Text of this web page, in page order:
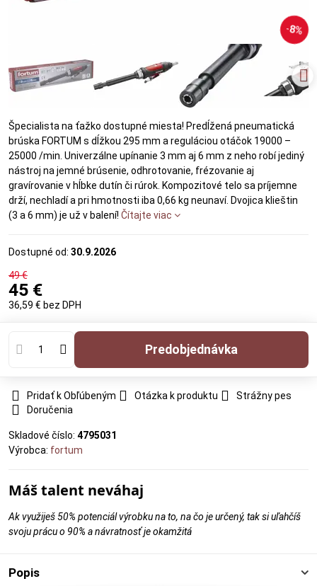
8%
Špecialista na ťažko dostupné miesta! Predĺžená pneumatická
brúska FORTUM s dĺžkou 295 mm a reguláciou otáčok 19000 –
25000 /min. Univerzálne upínanie 3 mm aj 6 mm z neho robí jediný
nástroj na jemné brúsenie, odhrotovanie, frézovanie aj
gravírovanie v hĺbke dutín či rúrok. Kompozitové telo sa príjemne
drží, nechladí a pri hmotnosti iba 0,66 kg neunaví. Dvojica klieštin
(3 a 6 mm) je už v balení! Čítajte viac
Dostupné od: 30.9.2026
49 €
45 €
36,59 € bez DPH
predobjednávka
Pridať k Obľúbeným Otázka k produktu
Strážny pes
Doručenia
Skladové číslo: 4795031
Výrobca: fortum
Máš talent neváhaj
Ak využiješ 50% potenciál výrobku na to, na čo je určený, tak si uľahčíš
svoju prácu o 90% a návratnosť je okamžitá
Popis